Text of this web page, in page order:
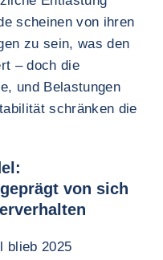
scheinen von ihren
zu sein, was den
– doch die
und Belastungen
schränken die
von sich
blieb 2025